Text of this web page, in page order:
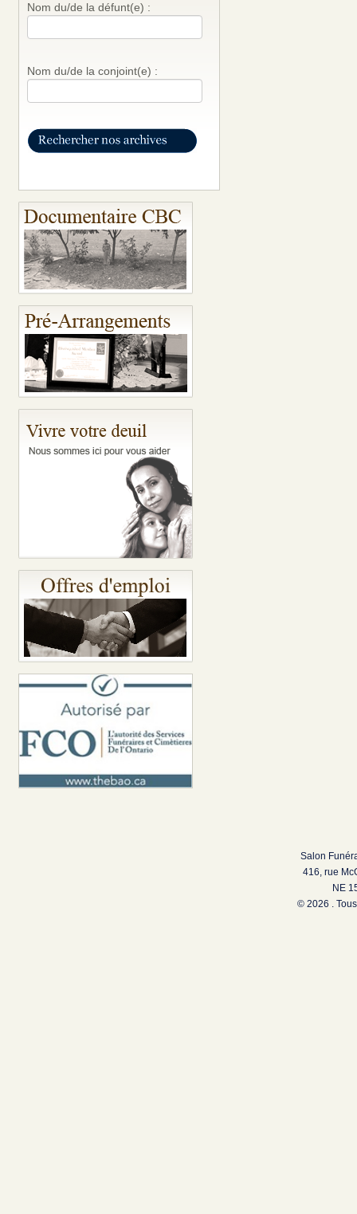
Nom du/de la défunt(e) :
Nom du/de la conjoint(e) :
Salon
416, rue
NE
© 2026 .